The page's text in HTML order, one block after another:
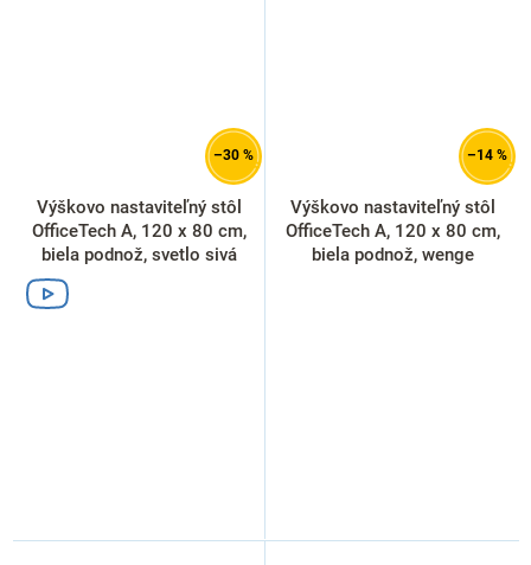
–30 %
Výškovo nastaviteľný stôl
OfficeTech A, 120 x 80 cm,
biela podnož, svetlo sivá
–14 %
Výškovo nastaviteľný stôl
OfficeTech A, 120 x 80 cm,
biela podnož, wenge